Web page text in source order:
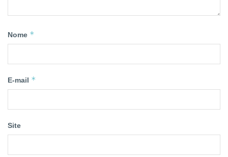
Nome *
E-mail *
Site